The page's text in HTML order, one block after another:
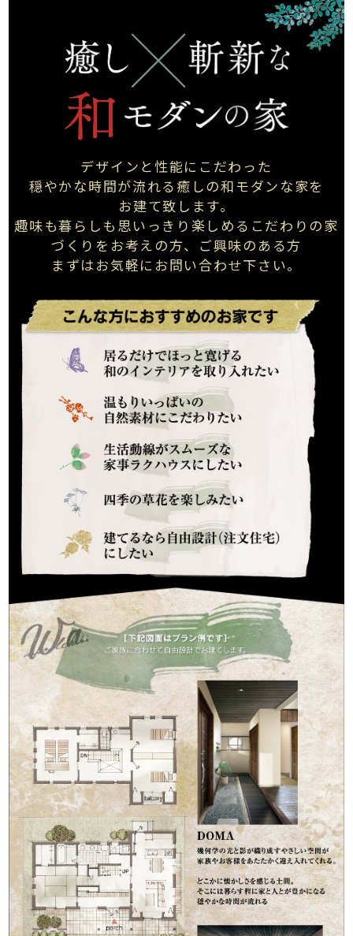
デザインと性能にこだわった
穏やかな時間が流れる 癒しの和モダンな家を
お建て致します。
趣味も暮らしも思いっきり 楽しめる こだわりの家
づくりを お考えの方、ご興味のある方
まずはお気軽にお問い合わせ下さい。